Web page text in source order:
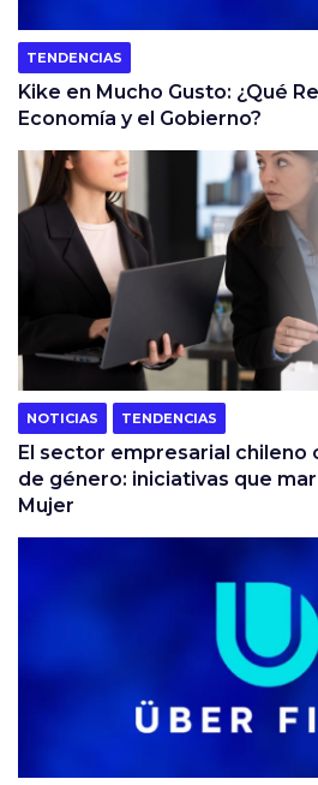
TENDENCIAS
Kike en Mucho Gusto: ¿Qué
Economía y el Gobierno?
NOTICIAS TENDENCIAS
El sector empresarial chileno
de género: iniciativas que
Mujer